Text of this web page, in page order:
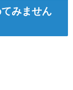
みません